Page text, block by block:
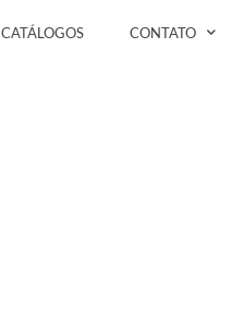
CATÁLOGOS CONTATO